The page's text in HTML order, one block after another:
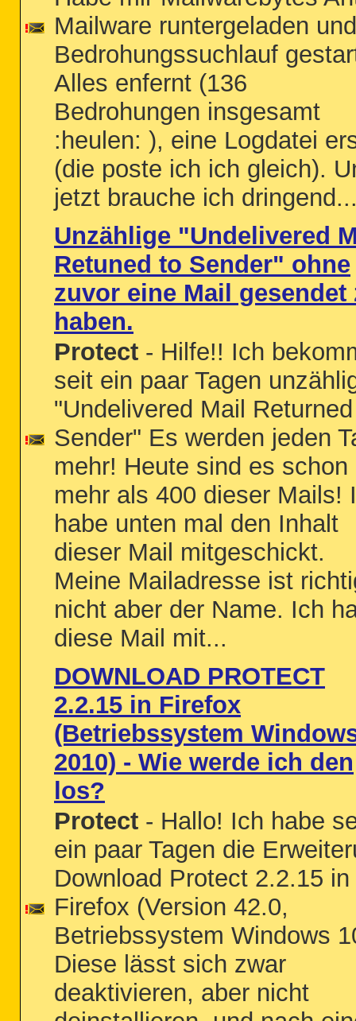
Mailware runtergeladen und
Bedrohungssuchlauf
Alles enfernt (136
Bedrohungen insgesamt
:heulen: ), eine Logdatei
(die poste ich ich gleich).
jetzt brauche ich
Unzählige "Undelivered
Retuned to Sender" ohne
zuvor eine Mail gesendet
haben.
Protect - Hilfe!! Ich
seit ein paar Tagen
"Undelivered Mail
Sender" Es werden jeden
mehr! Heute sind es schon
mehr als 400 dieser Mails!
habe unten mal den Inhalt
dieser Mail mitgeschickt.
Meine Mailadresse ist
nicht aber der Name. Ich
diese Mail mit...
DOWNLOAD PROTECT
2.2.15 in Firefox
(Betriebssystem
2010) - Wie werde ich den
los?
Protect - Hallo! Ich habe
ein paar Tagen die
Download Protect 2.2.15 in
Firefox (Version 42.0,
Betriebssystem Windows
Diese lässt sich zwar
deaktivieren, aber nicht